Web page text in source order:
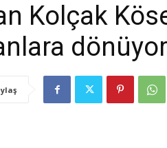
Kolçak
dönüyor